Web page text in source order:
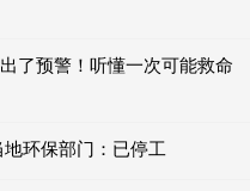
了预警！听懂一次可能救命
环保部门：已停工